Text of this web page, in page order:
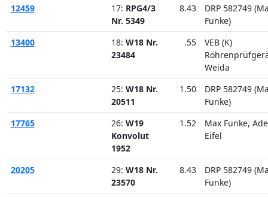
12459 17: RPG4/3
Nr. 5349
8.43
DRP 582749
Funke)
13400
18: W18 Nr.
23484
.55
VEB (K)
Weida
17132
25: W18 Nr.
20511
1.50
DRP 582749
Funke)
17765
26: W19
Konvolut
1952
1.52
Max Funke,
Eifel
20205 29: W18 Nr.
23570
8.43
DRP 582749
Funke)